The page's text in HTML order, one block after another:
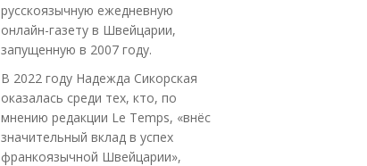
русскоязычную ежедневную
онлайн-газету в Швейцарии,
запущенную в 2007 году.
В 2022 году Надежда Сикорская
оказалась среди тех, кто, по
мнению редакции Le Temps, «внёс
значительный вклад в успех
франкоязычной Швейцарии»,